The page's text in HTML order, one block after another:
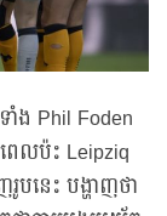
ង Phil Foden
េលប៉ះ Leipziq
បនេះ បង្ហាញថា